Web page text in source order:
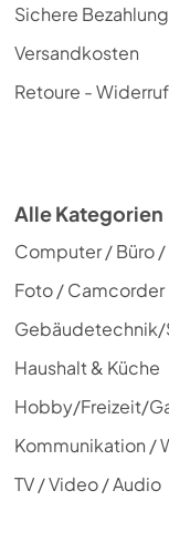
Sichere Bezahlung
Versandkosten
Retoure - Widerruf
Alle Kategorien
Computer / Büro /
Foto / Camcorder
Haushalt & Küche
Hobby/Freizeit/
Kommunikation /
TV / Video / Audio